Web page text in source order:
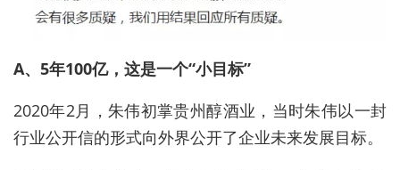
A、5年100亿，这是一个“小目标”
2020年2月，朱伟初掌贵州醇酒业，当时朱伟以一封
行业公开信的形式向外界公开了企业未来发展目标。